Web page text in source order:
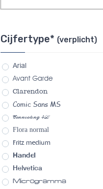
Cijfertype* (verplicht)
Arial
Avant Garde
Clarendon
Comic Sans MS
Connecting 4L
Flora normal
Fritz medium
Handel
Helvetica
Microgramma